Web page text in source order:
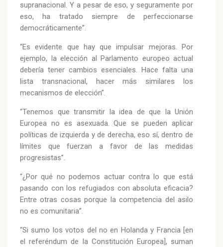
supranacional. Y a pesar de eso, y seguramente por
eso, ha tratado siempre de perfeccionarse
democráticamente”.
“Es evidente que hay que impulsar mejoras. Por
ejemplo, la elección al Parlamento europeo actual
debería tener cambios esenciales. Hace falta una
lista transnacional, hacer más similares los
mecanismos de elección”.
“Tenemos que transmitir la idea de que la Unión
Europea no es asexuada. Que se pueden aplicar
políticas de izquierda y de derecha, eso sí, dentro de
límites que fuerzan a favor de las medidas
progresistas”.
“¿Por qué no podemos actuar contra lo que está
pasando con los refugiados con absoluta eficacia?
Entre otras cosas porque la competencia del asilo
no es comunitaria”.
“Si sumo los votos del no en Holanda y Francia [en
el referéndum de la Constitución Europea], suman